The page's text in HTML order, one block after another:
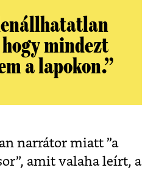
mindezt
a lapokon.”
narrátor miatt ”a
amit valaha leírt, a